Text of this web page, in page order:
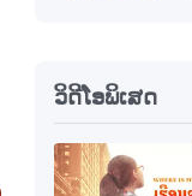
ວິດີໂອພິເສດ